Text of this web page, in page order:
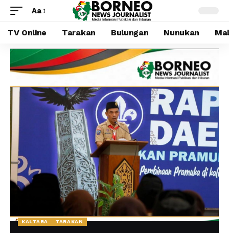
Aa
TV Online Tarakan Bulungan Nunukan
KALTARA TARAKAN